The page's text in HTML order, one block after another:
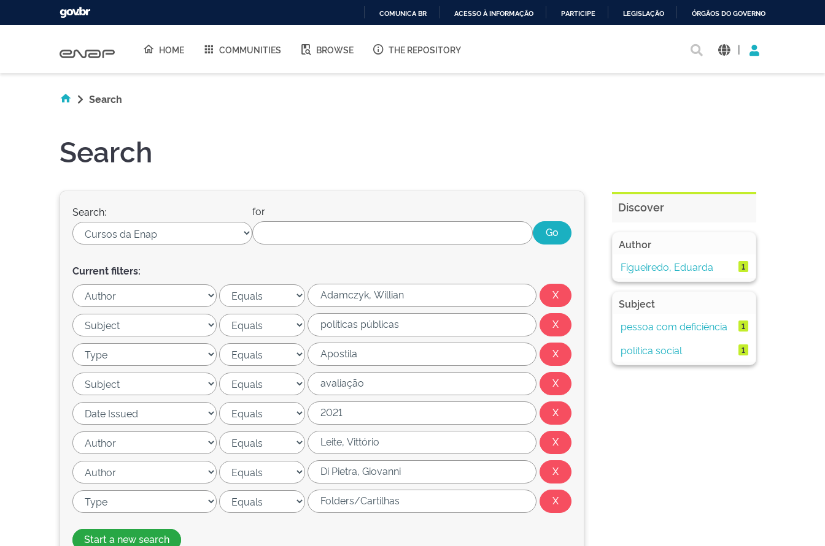
O
COMUNICA BR ACESSO À INFORMAÇÃO PARTICIPE LEGISLAÇÃO ÓRGÃOS DO GOVERNO
HOME COMMUNITIES BROWSE THE REPOSITORY |
Search
Search
Search: for
Current filters:
Start a new search
Discover
Author
Figueiredo, Eduarda
1
Subject
pessoa com deficiência
1
política social 1